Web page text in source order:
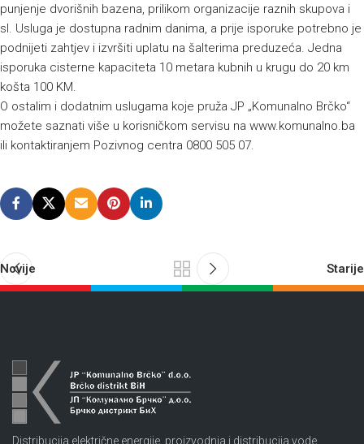
punjenje dvorišnih bazena, prilikom organizacije raznih skupova i
sl. Usluga je dostupna radnim danima, a prije isporuke potrebno je
podnijeti zahtjev i izvršiti uplatu na šalterima preduzeća. Jedna
isporuka cisterne kapaciteta 10 metara kubnih u krugu do 20 km
košta 100 KM.
O ostalim i dodatnim uslugama koje pruža JP „Komunalno Brčko“
možete saznati više u korisničkom servisu na www.komunalno.ba
ili kontaktiranjem Pozivnog centra 0800 505 07.
Novije Starije
Distribucija električne energije, proizvodnja i distribucija vode,